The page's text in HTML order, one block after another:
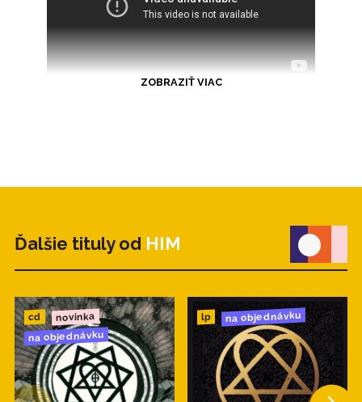
ZOBRAZIŤ VIAC
Ďalšie tituly od HIM
cd novinka
na objednávku
lp na objednávku